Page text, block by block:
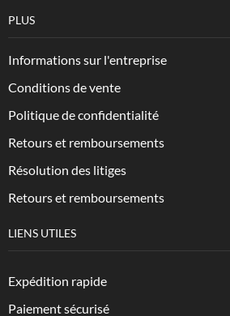
PLUS
Informations sur l'entreprise
Conditions de vente
Politique de confidentialité
Retours et remboursements
Résolution des litiges
Retours et remboursements
LIENS UTILES
Expédition rapide
Paiement sécurisé